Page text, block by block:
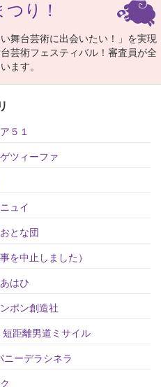
り！
い舞台芸術に出会いたい！」を実現
芸術フェスティバル！審査員が全
ます。
５１
ツィーファ
ュイ
とな団
を中止しました）
はひ
ポン創造社
距離男道ミサイル
ーデラシネラ